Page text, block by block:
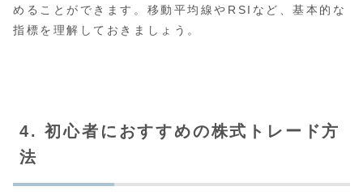
めることができます。移動平均線やRSIなど、基本的な
指標を理解しておきましょう。
4. 初心者におすすめの株式トレード方
法